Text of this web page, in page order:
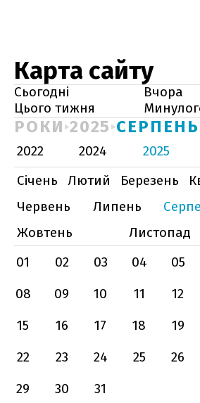
Карта сайту
Сьогодні
Вчора
Цього тижня
РОКИ 2025 СЕРПЕНЬ
2022 2024 2025
Січень
Лютий Березень
Червень
Липень
Жовтень
Листопад
01
02 03 04 05
08
09 10 11 12
15
16 17 18 19
22
23 24 25 26
29
30 31